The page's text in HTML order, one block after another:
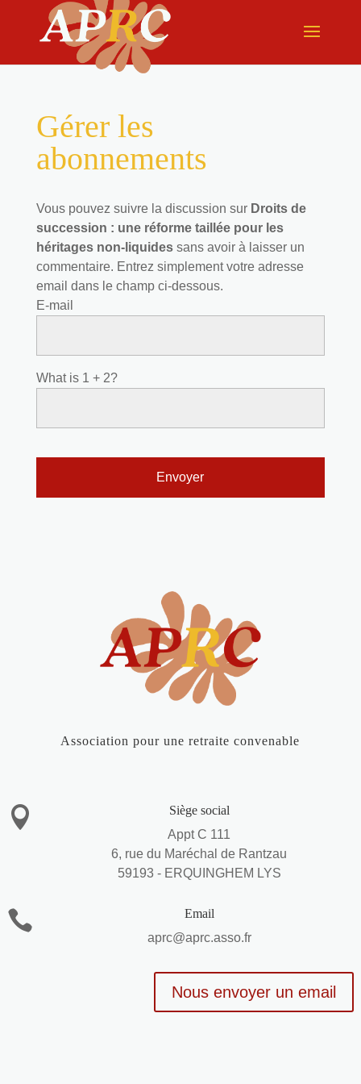
Gérer les
abonnements
Vous pouvez suivre la discussion sur Droits de
succession : une réforme taillée pour les
héritages non-liquidessans avoir à laisser un
commentaire. Entrez simplement votre adresse
email dans le champ ci-dessous.
E-mail
What is 1 + 2?
Association pour une retraite convenable

Siège social
Appt C 111
6, rue du Maréchal de Rantzau
59193 - ERQUINGHEM LYS

Email
aprc@aprc.asso.fr
Nous envoyer un email